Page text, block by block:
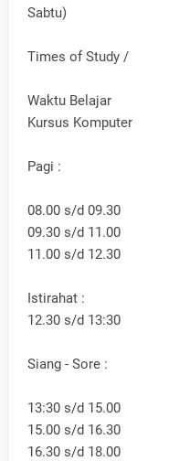
Sabtu)
Times of Study /
Waktu Belajar
Kursus Komputer
Pagi :
08.00 s/d 09.30
09.30 s/d 11.00
11.00 s/d 12.30
Istirahat :
12.30 s/d 13:30
Siang - Sore :
13:30 s/d 15.00
15.00 s/d 16.30
16.30 s/d 18.00